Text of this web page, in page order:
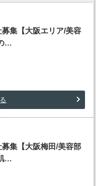
集【大阪エリア/美容
…
集【大阪梅田/美容部
…